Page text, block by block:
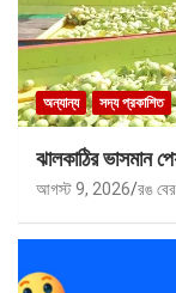
অন্যান্য সদ্য প্রকাশিত
ঝালকাঠির ভাসমান
আগস্ট 9, 2026 রঙ